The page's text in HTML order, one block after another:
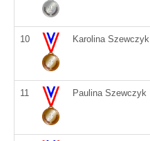
10 Karolina Szewczyk
11 Paulina Szewczyk